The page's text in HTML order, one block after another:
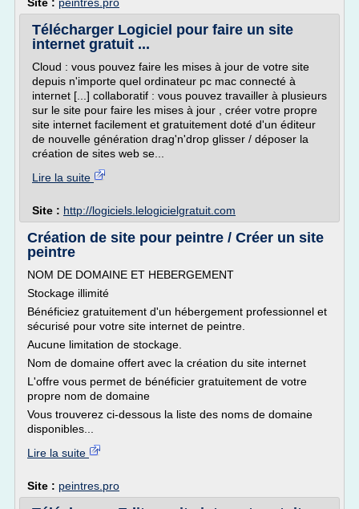
Télécharger Logiciel pour faire un site
internet gratuit ...
Cloud : vous pouvez faire les mises à jour de votre site
depuis n'importe quel ordinateur pc mac connecté à
internet [...] collaboratif : vous pouvez travailler à plusieurs
sur le site pour faire les mises à jour , créer votre propre
site internet facilement et gratuitement doté d'un éditeur
de nouvelle génération drag'n'drop glisser / déposer la
création de sites web se...
Lire la suite
Site : http://logiciels.lelogicielgratuit.com
Création de site pour peintre / Créer un site
peintre
NOM DE DOMAINE ET HEBERGEMENT
Stockage illimité
Bénéficiez gratuitement d'un hébergement professionnel et
sécurisé pour votre site internet de peintre.
Aucune limitation de stockage.
Nom de domaine offert avec la création du site internet
L'offre vous permet de bénéficier gratuitement de votre
propre nom de domaine
Vous trouverez ci-dessous la liste des noms de domaine
disponibles...
Lire la suite
Site : peintres.pro